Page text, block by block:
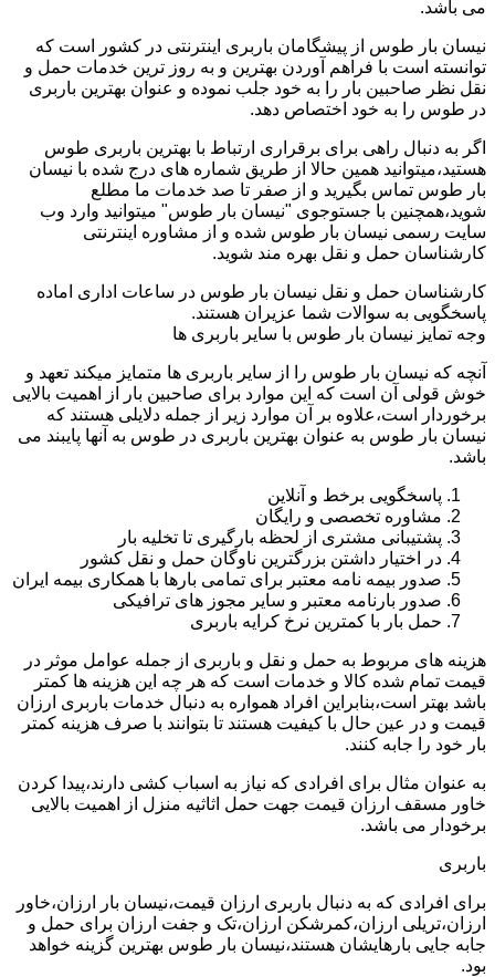
می باشد.
نیسان بار طوس از پیشگامان باربری اینترنتی در کشور است که
توانسته است با فراهم آوردن بهترین و به روز ترین خدمات حمل و
نقل نظر صاحبین بار را به خود جلب نموده و عنوان بهترین باربری
در طوس را به خود اختصاص دهد.
اگر به دنبال راهی برای برقراری ارتباط با بهترین باربری طوس
هستید،میتوانید همین حالا از طریق شماره های درج شده با نیسان
بار طوس تماس بگیرید و از صفر تا صد خدمات ما مطلع
شوید،همچنین با جستوجوی "نیسان بار طوس" میتوانید وارد وب
سایت رسمی نیسان بار طوس شده و از مشاوره اینترنتی
کارشناسان حمل و نقل بهره مند شوید.
کارشناسان حمل و نقل نیسان بار طوس در ساعات اداری اماده
پاسخگویی به سوالات شما عزیران هستند.
وجه تمایز نیسان بار طوس با سایر باربری ها
آنچه که نیسان بار طوس را از سایر باربری ها متمایز میکند تعهد و
خوش قولی آن است که این موارد برای صاحبین بار از اهمیت بالایی
برخوردار است،علاوه بر آن موارد زیر از جمله دلایلی هستند که
نیسان بار طوس به عنوان بهترین باربری در طوس به آنها پایبند می
باشد.
پاسخگویی برخط و آنلاین
مشاوره تخصصی و رایگان
پشتیبانی مشتری از لحظه بارگیری تا تخلیه بار
در اختیار داشتن بزرگترین ناوگان حمل و نقل کشور
صدور بیمه نامه معتبر برای تمامی بارها با همکاری بیمه ایران
صدور بارنامه معتبر و سایر مجوز های ترافیکی
حمل بار با کمترین نرخ کرایه باربری
هزینه های مربوط به حمل و نقل و باربری از جمله عوامل موثر در
قیمت تمام شده کالا و خدمات است که هر چه این هزینه ها کمتر
باشد بهتر است،بنابراین افراد همواره به دنبال خدمات باربری ارزان
قیمت و در عین حال با کیفیت هستند تا بتوانند با صرف هزینه کمتر
بار خود را جابه کنند.
به عنوان مثال برای افرادی که نیاز به اسباب کشی دارند،پیدا کردن
خاور مسقف ارزان قیمت جهت حمل اثاثیه منزل از اهمیت بالایی
برخودار می باشد.
باربری
برای افرادی که به دنبال باربری ارزان قیمت،نیسان بار ارزان،خاور
ارزان،تریلی ارزان،کمرشکن ارزان،تک و جفت ارزان برای حمل و
جابه جایی بارهایشان هستند،نیسان بار طوس بهترین گزینه خواهد
بود.